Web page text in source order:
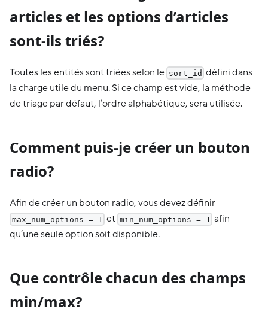
articles et les options d’articles
sont-ils triés?
Toutes les entités sont triées selon le sort_id défini dans
la charge utile du menu. Si ce champ est vide, la méthode
de triage par défaut, l’ordre alphabétique, sera utilisée.
Comment puis-je créer un bouton
radio?
Afin de créer un bouton radio, vous devez définir
max_num_options = 1 et min_num_options = 1 afin
qu’une seule option soit disponible.
Que contrôle chacun des champs
min/max?